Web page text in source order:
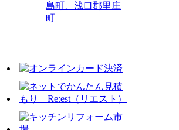
島町、浅口郡里庄
町